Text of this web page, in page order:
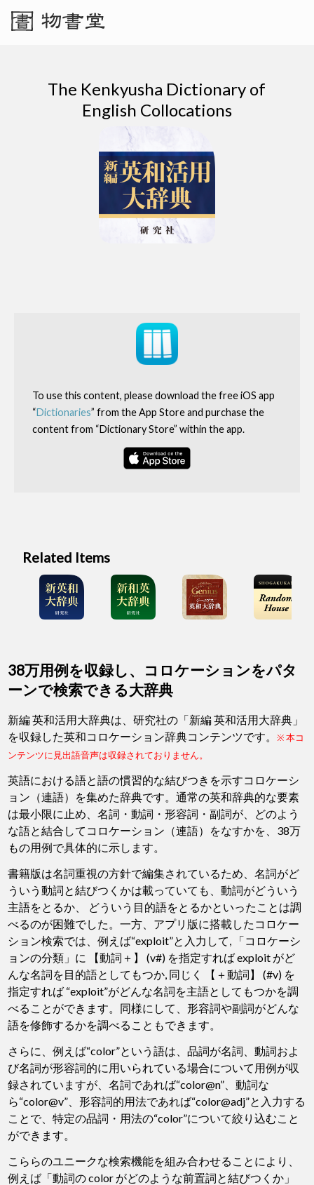
The Kenkyusha Dictionary of
English Collocations
To use this content, please download the free iOS app
“Dictionaries” from the App Store and purchase the
content from “Dictionary Store” within the app.
Related Items
38万用例を収録し、コロケーションをパタ
ーンで検索できる大辞典
新編 英和活用大辞典は、研究社の「新編 英和活用大辞典」
を収録した英和コロケーション辞典コンテンツです。※ 本コ
ンテンツに見出語音声は収録されておりません。
英語における語と語の慣習的な結びつきを示すコロケーシ
ョン（連語）を集めた辞典です。通常の英和辞典的な要素
は最小限に止め、名詞・動詞・形容詞・副詞が、どのよう
な語と結合してコロケーション（連語）をなすかを、38万
もの用例で具体的に示します。
書籍版は名詞重視の方針で編集されているため、名詞がど
ういう動詞と結びつくかは載っていても、動詞がどういう
主語をとるか、 どういう目的語をとるかといったことは調
べるのが困難でした。一方、アプリ版に搭載したコロケー
ション検索では、例えば“exploit”と入力して, 「コロケーシ
ョンの分類」に 【動詞＋】 (v#) を指定すれば exploit がど
んな名詞を目的語としてもつか, 同じく 【＋動詞】 (#v) を
指定すれば “exploit”がどんな名詞を主語としてもつかを調
べることができます。同様にして、形容詞や副詞がどんな
語を修飾するかを調べることもできます。
さらに、例えば“color”という語は、品詞が名詞、動詞およ
び名詞が形容詞的に用いられている場合について用例が収
録されていますが、名詞であれば“color@n”、動詞な
ら“color@v”、形容詞的用法であれば“color@adj”と入力する
ことで、特定の品詞・用法の“color”について絞り込むこと
ができます。
こららのユニークな検索機能を組み合わせることにより、
例えば「動詞の color がどのような前置詞と結びつくか」